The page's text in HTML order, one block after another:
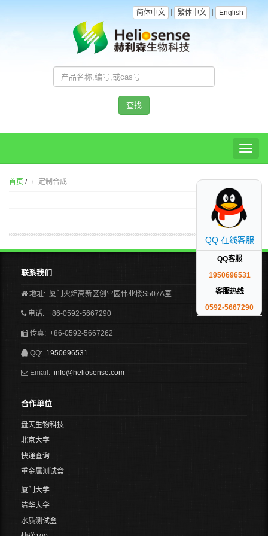
简体中文 繁体中文 English
查找
Toggle
首页 / 定制合成
QQ 在线客服
QQ客服
1950696531
客服热线
0592-5667290
联系我们
地址: 厦门火炬高新区创业园伟业楼S507A室
电话: +86-0592-5667290
传真: +86-0592-5667262
QQ: 1950696531
Email: info@heliosense.com
合作单位
盘天生物科技
北京大学
快递查询
重金属测试盒
厦门大学
清华大学
水质测试盒